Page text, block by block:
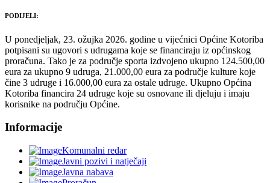
PODIJELI:
U ponedjeljak, 23. ožujka 2026. godine u vijećnici Općine Kotoriba
potpisani su ugovori s udrugama koje se financiraju iz općinskog
proračuna. Tako je za područje sporta izdvojeno ukupno 124.500,00
eura za ukupno 9 udruga, 21.000,00 eura za područje kulture koje
čine 3 udruge i 16.000,00 eura za ostale udruge. Ukupno Općina
Kotoriba financira 24 udruge koje su osnovane ili djeluju i imaju
korisnike na području Općine.
Informacije
Komunalni redar
Javni pozivi i natječaji
Javna nabava